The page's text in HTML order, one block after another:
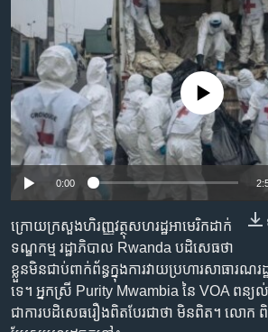
ចូល​
ទៅ​
ទំព័រ​
រចនា
សម្ព័ន្ធ​
រំលង​
និង​
កាន់​
ទំព័រ​
ស្វែង​
រក
ទូរទស្សន៍ / វីដេអូ​
វិទ្យុ / ផតខាសថ៍
កម្មវិធីទាំងអស់
Khmer English
បណ្តាញ​សង្គម
ភាសា
Auto 240p 360p
No media source currently
0:00
ក្រោយ​ក្រសួង​ហិរញ្ញវត្ថុ​សហ​រដ្ឋ​អាមេរិក​ដាក់​
ទណ្ឌកម្ម​ រដ្ឋាភិបាល​ Rwanda ​បដិសេធ​ថា​
ខ្លួន​មិន​ជាប់​ពាក់ព័ន្ធ​ក្នុង​ការ​វាយ​ប្រហារ​សាធារណ​
ទេ។ ​អ្នកស្រី​ Purity Mwambia ​នៃ VOA​ ពន្
ជា​ការ​បដិសេធ​រឿង​ពិត​បែរ​ជា​ថា មិនពិត។ ​លោក​